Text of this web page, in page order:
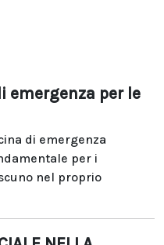
per le
di emergenza
per i
nel proprio